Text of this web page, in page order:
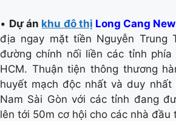
• Dự án khu đô thị Long Cang New
địa ngay mặt tiền Nguyễn Trung
đường chính nối liền các tỉnh
HCM. Thuận tiện thông thương
huyết mạch độc nhất và duy
Nam Sài Gòn với các tỉnh đang
lên tới 50m cơ hội cho các nhà đầu